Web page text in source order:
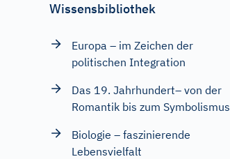
Wissensbibliothek
Europa – im Zeichen der
politischen Integration
Das 19. Jahrhundert– von der
Romantik bis zum Symbolismus
Biologie – faszinierende
Lebensvielfalt